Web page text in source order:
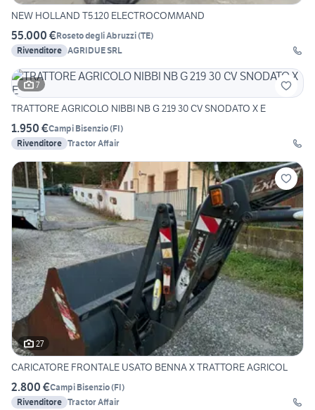
NEW HOLLAND T5.120 ELECTROCOMMAND
55.000 €Roseto degli Abruzzi(TE)
Rivenditore AGRIDUE SRL
7
TRATTORE AGRICOLO NIBBI NB G 219 30 CV SNODATO X E
1.950 €Campi Bisenzio(FI)
Rivenditore Tractor Affair
27
CARICATORE FRONTALE USATO BENNA X TRATTORE AGRICOL
2.800 €Campi Bisenzio(FI)
Rivenditore Tractor Affair